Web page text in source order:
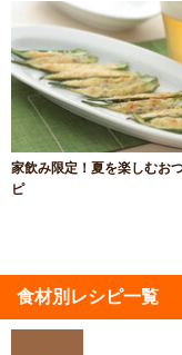
家飲み限定！夏を楽しむお
ピ
食材別レシピ一覧